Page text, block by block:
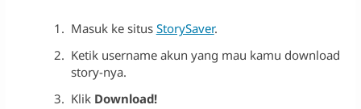
Masuk ke situs StorySaver.
Ketik username akun yang mau kamu download
story-nya.
Klik Download!